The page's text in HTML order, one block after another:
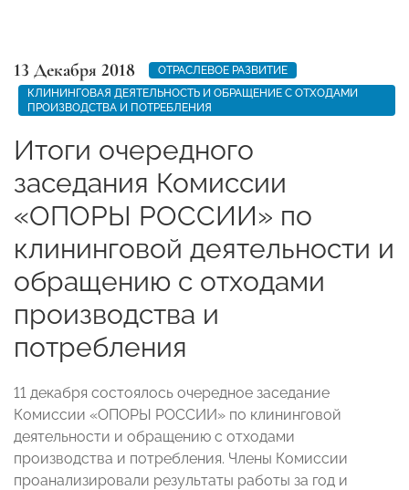
13 Декабря 2018
ОТРАСЛЕВОЕ РАЗВИТИЕ
КЛИНИНГОВАЯ ДЕЯТЕЛЬНОСТЬ И ОБРАЩЕНИЕ С ОТХОДАМИ
ПРОИЗВОДСТВА И ПОТРЕБЛЕНИЯ
Итоги очередного
заседания Комиссии
«ОПОРЫ РОССИИ» по
клининговой деятельности и
обращению с отходами
производства и
потребления
11 декабря состоялось очередное заседание
Комиссии «ОПОРЫ РОССИИ» по клининговой
деятельности и обращению с отходами
производства и потребления. Члены Комиссии
проанализировали результаты работы за год и